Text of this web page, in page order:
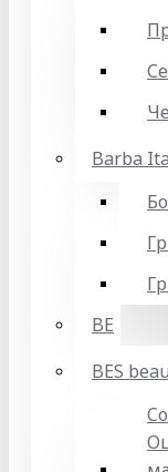
Barba
BE
BES